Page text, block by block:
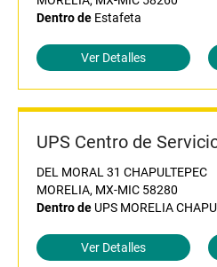
Dentro de Estafeta
Ver Detalles
UPS Centro de
DEL MORAL 31 CHAPULTEPEC
MORELIA, MX-MIC 58280
Dentro de UPS MORELIA
Ver Detalles